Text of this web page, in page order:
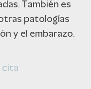
También es
patologías
y el embarazo.
cita